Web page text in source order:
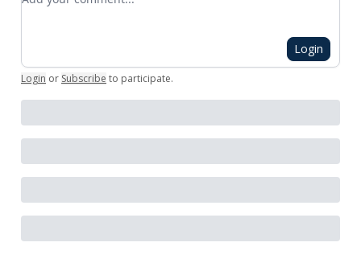
Login
Login or Subscribe to participate.